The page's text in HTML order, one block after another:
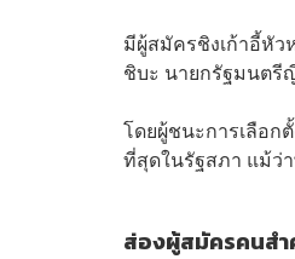
มีผู้สมัครชิงเก้าอี้หัว
ชิบะ นายกรัฐมนตรี
โดยผู้ชนะการเลือ
ที่สุดในรัฐสภา แม้ว่
ส่องผู้สมัครคนส